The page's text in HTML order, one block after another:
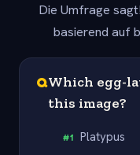
Die Umfrage
basierend auf
QWhich egg-
this image?
#1 Platypus